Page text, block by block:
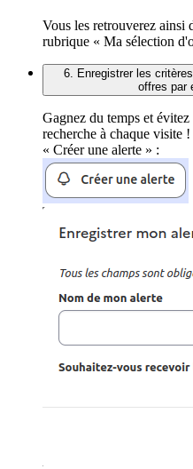
Vous les retrouverez ainsi
rubrique « Ma sélection
6. Enregistrer les
offres par
Gagnez du temps et
recherche à chaque visite
« Créer une alerte » :